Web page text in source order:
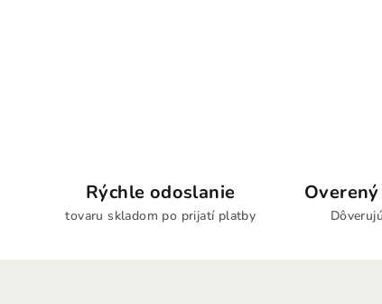
Rýchle odoslanie
tovaru skladom po prijatí platby